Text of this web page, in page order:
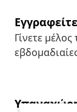
Γίνετε